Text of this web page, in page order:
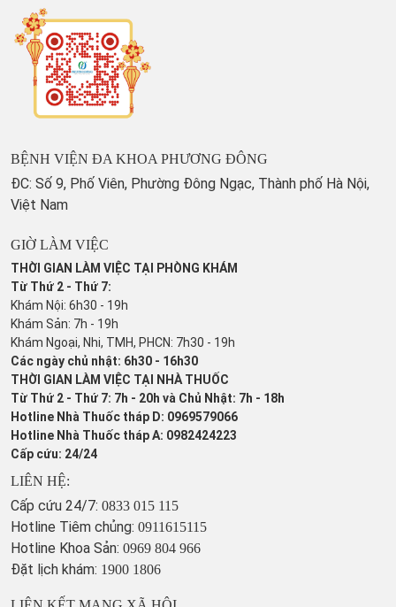
BỆNH VIỆN ĐA KHOA PHƯƠNG ĐÔNG
ĐC: Số 9, Phố Viên, Phường Đông Ngạc, Thành phố Hà Nội,
Việt Nam
GIỜ LÀM VIỆC
THỜI GIAN LÀM VIỆC TẠI PHÒNG KHÁM
Từ Thứ 2 - Thứ 7:
Khám Nội: 6h30 - 19h
Khám Sản: 7h - 19h
Khám Ngoại, Nhi, TMH, PHCN: 7h30 - 19h
Các ngày chủ nhật: 6h30 - 16h30
THỜI GIAN LÀM VIỆC TẠI NHÀ THUỐC
Từ Thứ 2 - Thứ 7: 7h - 20h và Chủ Nhật: 7h - 18h
Hotline Nhà Thuốc tháp D: 0969579066
Hotline Nhà Thuốc tháp A: 0982424223
Cấp cứu: 24/24
LIÊN HỆ:
Cấp cứu 24/7: 0833 015 115
Hotline Tiêm chủng: 0911615115
Hotline Khoa Sản: 0969 804 966
Đặt lịch khám: 1900 1806